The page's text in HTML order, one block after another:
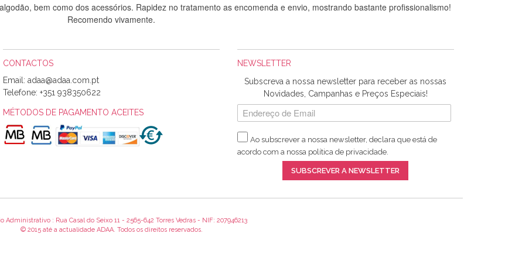
bem como dos acessórios. Rapidez no tratamento as encomenda e envio, mostrando bastante profissionalismo!
Recomendo vivamente.
Sílvia Maria Bernardino Mestre
que recebi hoje a encomenda, gostei muito dos tecidos.
Rosa Medeiros
Estou plenamente satisfeita com os produtos adquiridos. Relativamente à bolsa, tem um tecido com um
Futuramente penso voltar a comprar na vossa loja, têm excelentes artigos a um preço muito justo. A expedição da
Alexandra Morais
CONTACTOS
Email:
Telefone: +351 938350622
MÉTODOS DE PAGAMENTO ACEITES
NEWSLETTER
Subscreva a nossa newsletter para receber as nossas
Novidades, Campanhas e Preços Especiais!
Ao subscrever a nossa newsletter, declara que está de
acordo com a nossa política de privacidade.
SUBSCREVER A NEWSLETTER
Administrativo : Rua Casal do Seixo 11 - 2565-642 Torres Vedras - NIF: 207946213
© 2015 até a actualidade ADAA. Todos os direitos reservados.